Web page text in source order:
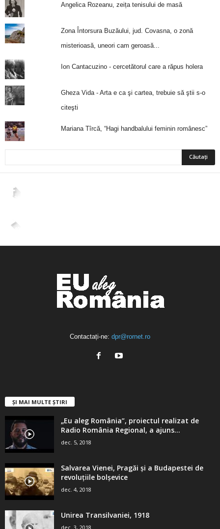
Angelica Rozeanu, zeița tenisului de masă
Zona Întorsura Buzăului, jud. Covasna, o zonă
misterioasă, uneori cam geroasă...
Ion Cantacuzino - cercetătorul care a răpus holera
Gheza Vida - Arta e ca şi cartea, trebuie să ştii s-o
citeşti
Mariana Tîrcă, “Hagi handbalului feminin românesc”
2,265
4,400
Contactați-ne: dpr@rornet.ro
ȘI MAI MULTE ȘTIRI
„Eu aleg România”, proiectul realizat de
Radio România Regional, a ajuns...
dec. 5, 2018
Salvarea Vienei, Pragăi şi a Budapestei de
revoluţiile bolşevice
dec. 4, 2018
Unirea Transilvaniei, 1918
dec. 3, 2018